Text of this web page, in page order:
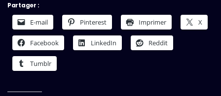
Partager :
E-mail Pinterest Imprimer X
Facebook LinkedIn Reddit
Tumblr